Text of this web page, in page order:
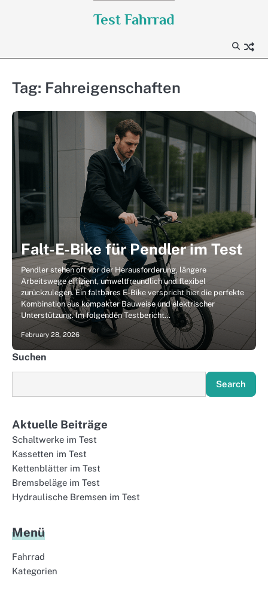
Test Fahrrad
Tag: Fahreigenschaften
Falt-E-Bike für Pendler im Test
Pendler stehen oft vor der Herausforderung, längere
Arbeitswege effizient, umweltfreundlich und flexibel
zurückzulegen. Ein faltbares E-Bike verspricht hier die perfekte
Kombination aus kompakter Bauweise und elektrischer
Unterstützung. Im folgenden Testbericht…
February 28, 2026
Suchen
Search
Aktuelle Beiträge
Schaltwerke im Test
Kassetten im Test
Kettenblätter im Test
Bremsbeläge im Test
Hydraulische Bremsen im Test
Menü
Fahrrad
Kategorien